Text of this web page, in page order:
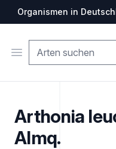
Organismen in
Open menu
Arthonia
Almq.